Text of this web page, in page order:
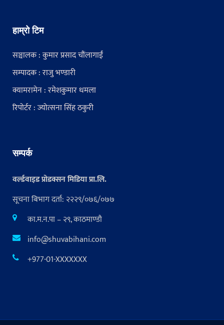
हाम्रो टिम
सञ्चालक : कुमार प्रसाद चौंलागाईं
सम्पादक : राजु भण्डारी
क्यामरामेन : रमेशकुमार धमला
रिपोर्टर : ज्योत्सना सिंह ठकुरी
सम्पर्क
वर्ल्डवाइड प्रोडक्सन मिडिया प्रा.लि.
सूचना बिभाग दर्ता: २२२९/०७६/०७७
का.म.न.पा – २९, काठमाण्डौ
info@shuvabihani.com
+977-01-XXXXXXX